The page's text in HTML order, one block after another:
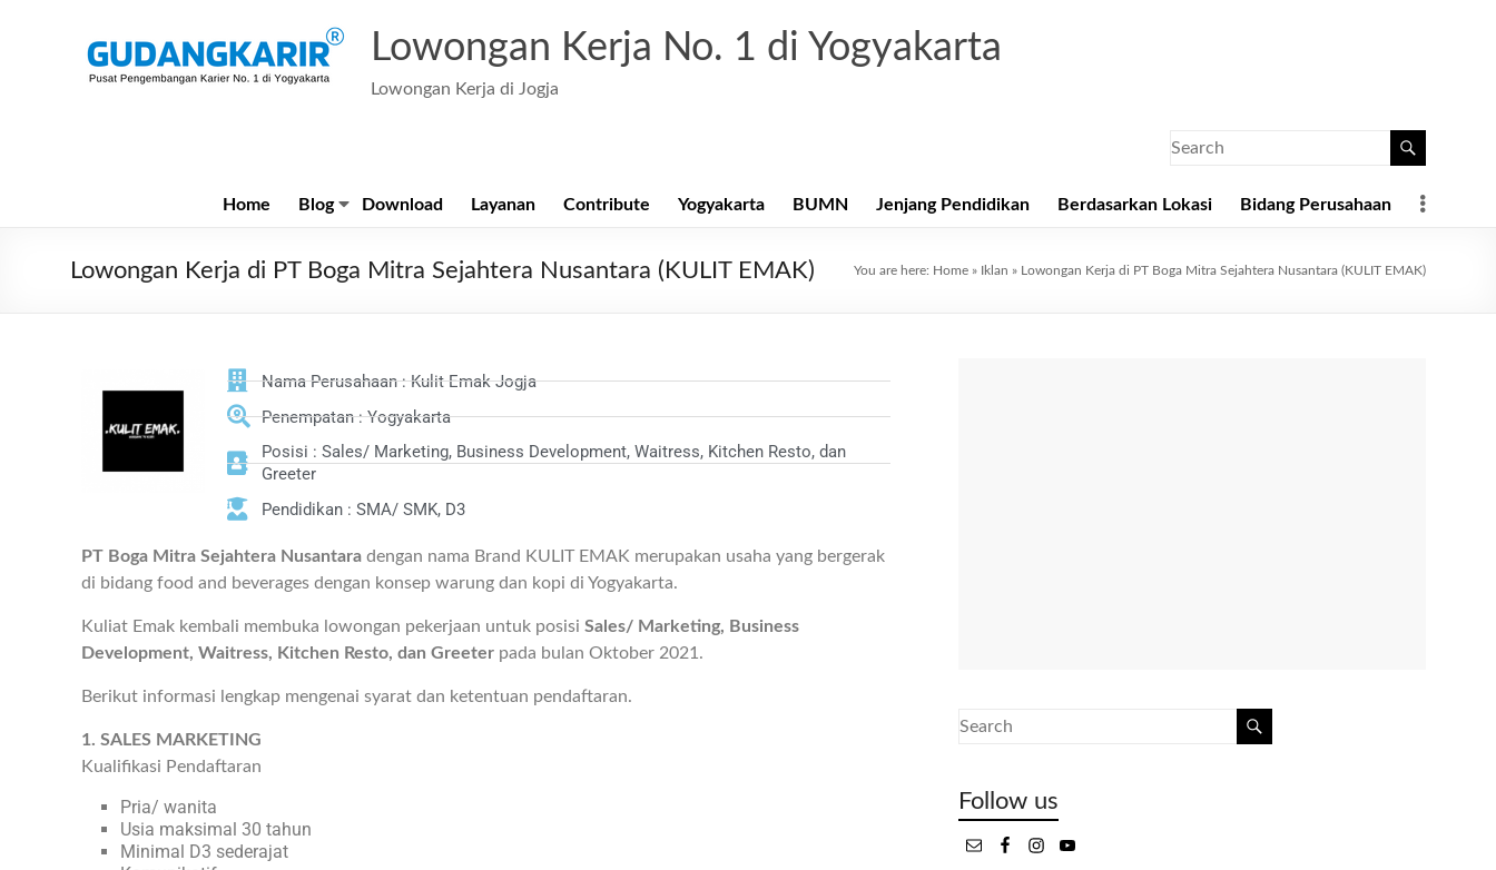
Lowongan Kerja No. 1 di Yogyakarta
Lowongan Kerja di Jogja
Home Blog Download Layanan Contribute Yogyakarta BUMN Jenjang Pendidikan Berdasarkan Lokasi Bidang Perusahaan
Lowongan Kerja di PT Boga Mitra Sejahtera Nusantara (KULIT EMAK) You are here: Home » Iklan » Lowongan Kerja di PT Boga Mitra Sejahtera Nusantara (KULIT EMAK)
Nama Perusahaan : Kulit Emak Jogja
Penempatan : Yogyakarta
Posisi : Sales/ Marketing, Business Development, Waitress, Kitchen Resto, dan
Greeter
Pendidikan : SMA/ SMK, D3
PT Boga Mitra Sejahtera Nusantara dengan nama Brand KULIT EMAK merupakan usaha yang bergerak
di bidang food and beverages dengan konsep warung dan kopi di Yogyakarta.
Kuliat Emak kembali membuka lowongan pekerjaan untuk posisi Sales/ Marketing, Business
Development, Waitress, Kitchen Resto, dan Greeter pada bulan Oktober 2021.
Berikut informasi lengkap mengenai syarat dan ketentuan pendaftaran.
1. SALES MARKETING
Kualifikasi Pendaftaran
Pria/ wanita
Usia maksimal 30 tahun
Minimal D3 sederajat
Follow us